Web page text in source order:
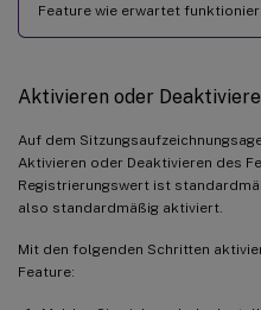
Feature wie erwartet
Aktivieren oder
Auf dem
Aktivieren oder Deaktivieren des
Registrierungswert ist
also standardmäßig aktiviert.
Mit den folgenden Schritten
Feature: